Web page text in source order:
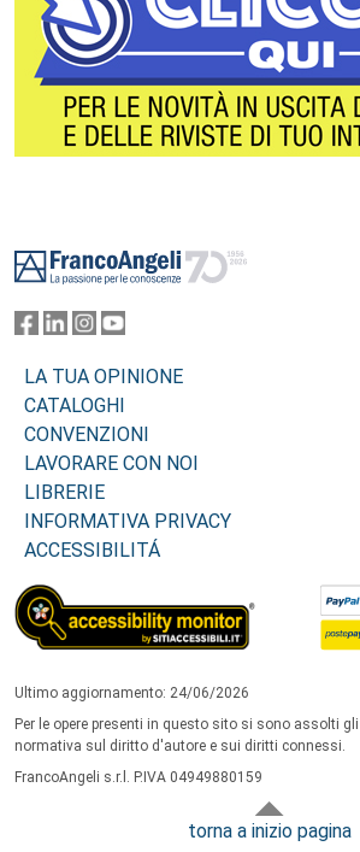
LA TUA OPINIONE
CATALOGHI
CONVENZIONI
LAVORARE CON NOI
LIBRERIE
INFORMATIVA PRIVACY
ACCESSIBILITÁ
Ultimo aggiornamento: 24/06/2026
Per le opere presenti in questo sito si sono assolti
normativa sul diritto d'autore e sui diritti connessi.
FrancoAngeli s.r.l. P.IVA 04949880159
torna a inizio pagina